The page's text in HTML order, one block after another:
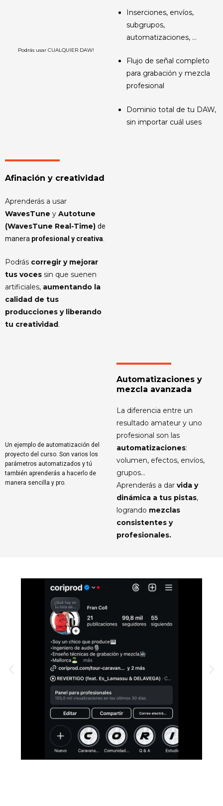
Podrás usar CUALQUIER DAW!
Inserciones, envíos,
subgrupos,
automatizaciones, …
Flujo de señal completo
para grabación y mezcla
profesional
Dominio total de tu DAW,
sin importar cuál uses
Afinación y creatividad
Aprenderás a usar
WavesTune y Autotune
(WavesTune Real-Time) de
manera profesional y creativa
Podrás corregir y mejorar
tus voces sin que suenen
artificiales, aumentando la
calidad de tus
producciones y liberando
tu creatividad .
Un ejemplo de automatización del
proyecto del curso. Son varios los
parámetros automatizados y tú
también aprenderás a hacerlo de
manera sencilla y pro.
Automatizaciones y
mezcla avanzada
La diferencia entre un
resultado amateur y uno
profesional son las
automatizaciones:
volumen, efectos, envíos,
grupos…
Aprenderás a dar vida y
dinámica a tus pistas,
logrando mezclas
consistentes y
profesionales.